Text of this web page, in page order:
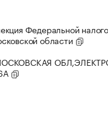
Федеральной
области